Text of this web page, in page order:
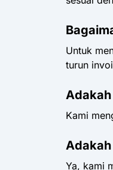
Untuk
turun
Kami
Ya, kami